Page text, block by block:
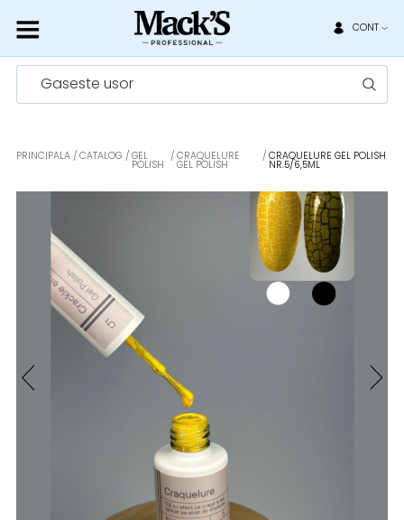
CONT
Gaseste usor
PRINCIPALA CATALOG GEL
POLISH
CRAQUELURE
GEL POLISH
CRAQUELURE GEL POLISH
NR.5/6,5ML